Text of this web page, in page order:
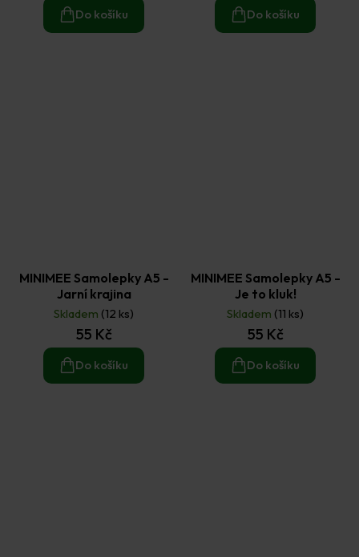
Do košíku Do košíku
MINIMEE Samolepky A5 -
Jarní krajina
Skladem (12 ks)
55 Kč
Do košíku
MINIMEE Samolepky A5 -
Je to kluk!
Skladem (11 ks)
55 Kč
Do košíku